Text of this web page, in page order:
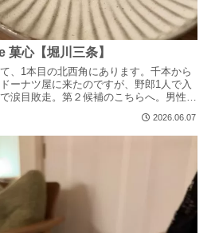
菓心【堀川三条】
、1本目の北西角にあります。千本から
ーナツ屋に来たのですが、野郎1人で入
涙目敗走。第２候補のこちらへ。男性の
2026.06.07